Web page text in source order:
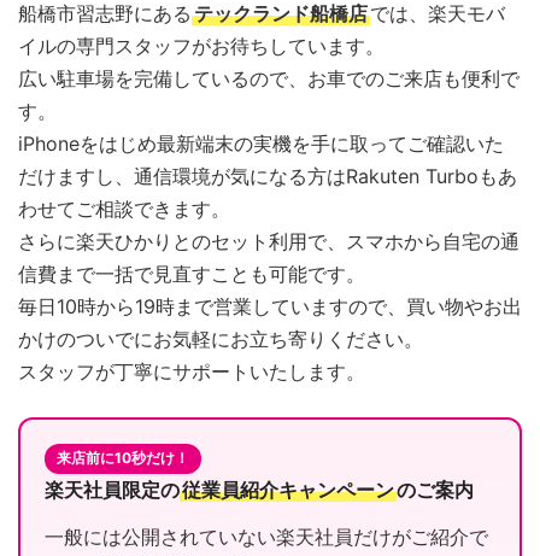
船橋市習志野にある テックランド船橋店では、楽天モバ
イルの専門スタッフがお待ちしています。
広い駐車場を完備しているので、お車でのご来店も便利で
す。
iPhoneをはじめ最新端末の実機を手に取ってご確認いた
だけますし、通信環境が気になる方はRakuten Turboもあ
わせてご相談できます。
さらに楽天ひかりとのセット利用で、スマホから自宅の通
信費まで一括で見直すことも可能です。
毎日10時から19時まで営業していますので、買い物やお出
かけのついでにお気軽にお立ち寄りください。
スタッフが丁寧にサポートいたします。
来店前に10秒だけ！
楽天社員限定の従業員紹介キャンペーンのご案内
一般には公開されていない楽天社員だけがご紹介で